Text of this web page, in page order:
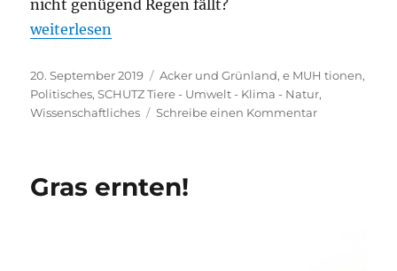
nicht genügend Regen fällt?
„Farmers for Future?“
weiterlesen
Veröffentlicht
am
20. September 2019 Kategorien
Acker und Grünland,e MUH tionen,
Politisches,SCHUTZ Tiere - Umwelt - Klima - Natur,
Wissenschaftliches
Schreibe einen Kommentarzu
Gras ernten!